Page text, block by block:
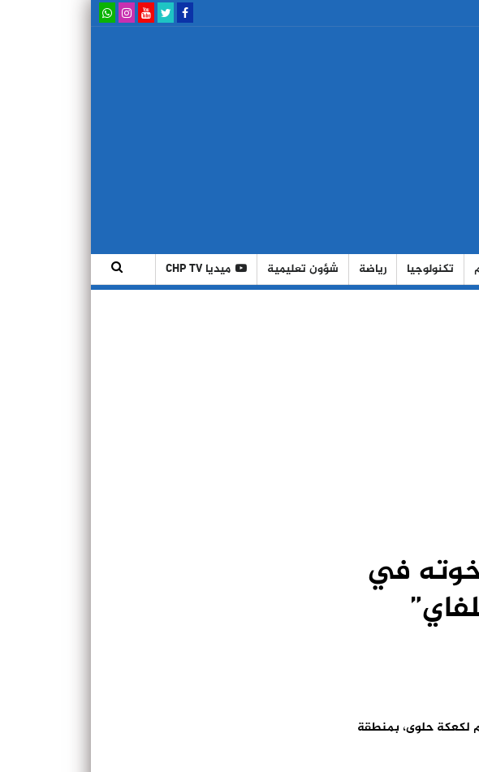
تكنولوجيا رياضة شؤون تعليمية ميديا CHP TV
في
لكعكة حلوى، بمنطقة